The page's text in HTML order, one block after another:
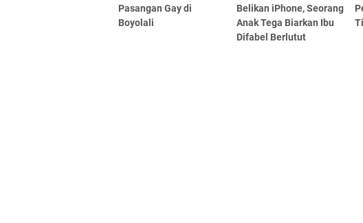
Pasangan Gay di
Boyolali
Belikan iPhone, Seorang
Anak Tega Biarkan Ibu
Difabel Berlutut